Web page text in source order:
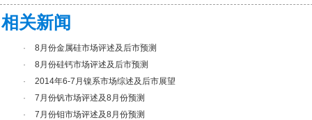
相关新闻
·
8月份金属硅市场评述及后市预测
·
8月份硅钙市场评述及后市预测
·
2014年6-7月镍系市场综述及后市展望
·
7月份钒市场评述及8月份预测
·
7月份钼市场评述及8月份预测